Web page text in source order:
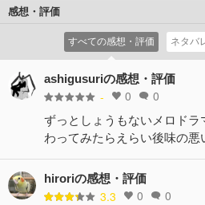
ターはレノーアの思惑を探ろう
感想・評価
すべての感想・評価 ネタバ
ashigusuriの感想・評価
- 0 0
ずっとしょうもないメロド
わってみたらえらい後味の悪
hiroriの感想・評価
3.3 0 0